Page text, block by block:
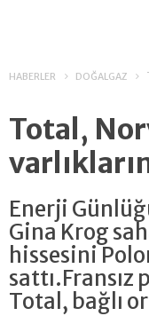
HABERLER DOĞALGAZ
Total,
Enerji
Gina Krog
hissesini
sattı.Fransız
Total, bağlı